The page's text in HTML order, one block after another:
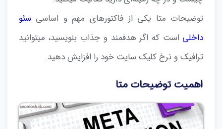
توضیحات متا یکی از فاکتورهای مهم و اساسیسئو
داخلی است که اگر هدفمند و جذاب بنویسید، میتوانید
ترافیک و نرخ کلیک سایت خود را افزایش دهید.
اهمیت توضیحات متا